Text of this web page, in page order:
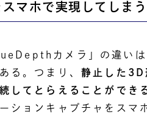
マホで実現してしま
カメラ」の違いは
る。つまり、 静止した3D
してとらえることができ
ションキャプチャをスマ